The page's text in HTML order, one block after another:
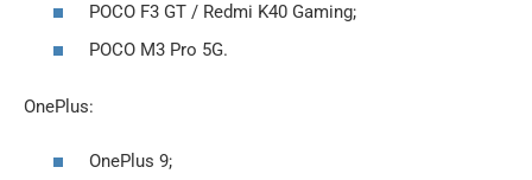
POCO F3 GT / Redmi K40 Gaming;
POCO M3 Pro 5G.
OnePlus:
OnePlus 9;